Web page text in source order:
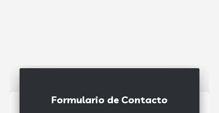
Formulario de Contacto